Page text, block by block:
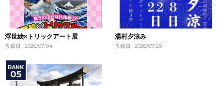
浮世絵×トリックアート展
投稿日 : 2026/07/04
湯村夕涼み
投稿日 : 2026/07/26